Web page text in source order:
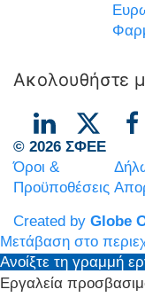
Ακολουθήστε
© 2026 ΣΦΕΕ
Όροι &
Προϋποθέσεις
Created by Globe
Μετάβαση στο
Ανοίξτε τη γραμμή
Εργαλεία